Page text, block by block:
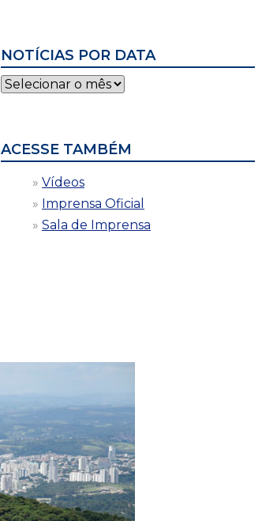
NOTÍCIAS POR DATA
Notícias
por
ACESSE TAMBÉM
Vídeos
Imprensa Oficial
Sala de Imprensa